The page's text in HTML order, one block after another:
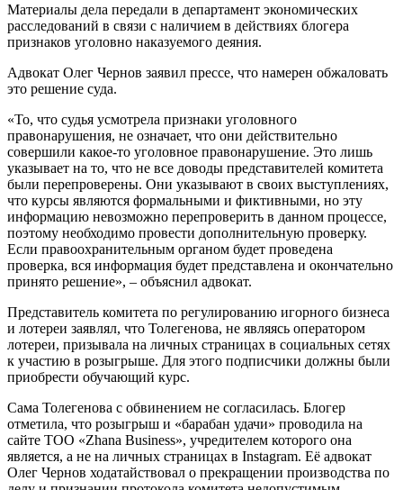
Материалы дела передали в департамент экономических
расследований в связи с наличием в действиях блогера
признаков уголовно наказуемого деяния.
Адвокат Олег Чернов заявил прессе, что намерен обжаловать
это решение суда.
«То, что судья усмотрела признаки уголовного
правонарушения, не означает, что они действительно
совершили какое-то уголовное правонарушение. Это лишь
указывает на то, что не все доводы представителей комитета
были перепроверены. Они указывают в своих выступлениях,
что курсы являются формальными и фиктивными, но эту
информацию невозможно перепроверить в данном процессе,
поэтому необходимо провести дополнительную проверку.
Если правоохранительным органом будет проведена
проверка, вся информация будет представлена и окончательно
принято решение», – объяснил адвокат.
Представитель комитета по регулированию игорного бизнеса
и лотереи заявлял, что Толегенова, не являясь оператором
лотереи, призывала на личных страницах в социальных сетях
к участию в розыгрыше. Для этого подписчики должны были
приобрести обучающий курс.
Сама Толегенова с обвинением не согласилась. Блогер
отметила, что розыгрыш и «барабан удачи» проводила на
сайте ТОО «Zhana Business», учредителем которого она
является, а не на личных страницах в Instagram. Её адвокат
Олег Чернов ходатайствовал о прекращении производства по